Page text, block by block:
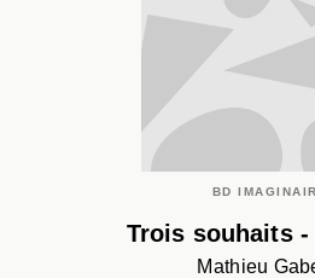
BD
Trois souhaits -
Mathieu